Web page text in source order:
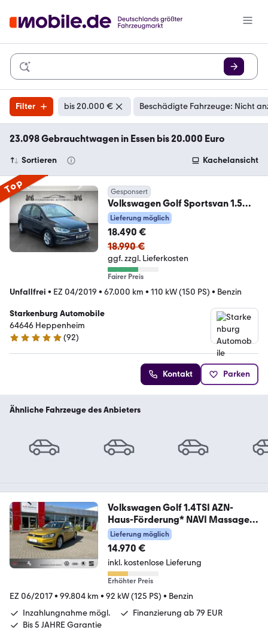
Filter bis 20.000 € Beschädigte Fahrzeuge: Nicht
23.098 Gebrauchtwagen in Essen bis 20.000 Euro
Sortieren Kachelansicht
Top Gesponsert
Volkswagen Golf Sportsvan 1.5
VII/Automatik/ACC/R Kamera
Lieferung möglich
18.490 €
18.990 €
ggf. zzgl. Lieferkosten
Fairer Preis
Unfallfrei • EZ 04/2019 • 67.000 km • 110 kW (150 PS) • Benzin
Starkenburg Automobile
64646 Heppenheim
5 Sterne
(92)
Kontakt Parken
Ähnliche Fahrzeuge des Anbieters
Volkswagen Golf 1.4TSI AZN-
Haus-Förderung* NAVI Massage
ACC
Lieferung möglich
14.970 €
inkl. kostenlose Lieferung
Erhöhter Preis
EZ 06/2017• 99.804 km • 92 kW (125 PS) • Benzin
Inzahlungnahme mögl.
Finanzierung ab 79 EUR
Bis 5 JAHRE Garantie